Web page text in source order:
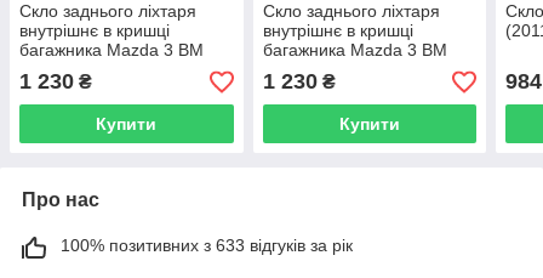
Скло заднього ліхтаря
внутрішнє в кришці
багажника Mazda 3 BM
(2013-2016) дорест ліве
1 230 ₴
Купити
Скло заднього ліхтаря
внутрішнє в кришці
багажника Mazda 3 BM
(2013-2016) дорест праве
1 230₴
Купити
984
Про нас
100% позитивних з 633 відгуків за рік